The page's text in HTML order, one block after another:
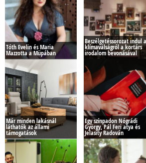
Tóth Evelin és Maria
Mazzotta a Müpában
Beszélgetéssorozat indul a
klímaválságról a kortárs
irodalom bevonásával
Már minden lakásnál
láthatók az állami
támogatások
Egy színpadon Nógrádi
György, Pál Feri atya és
Jelasity Radován